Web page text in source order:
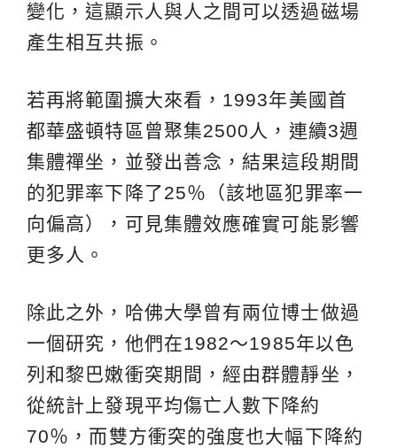
變化，這顯示人與人之間可以透過磁場
產生相互共振。
若再將範圍擴大來看，1993年美國首
都華盛頓特區曾聚集2500人，連續3週
集體禪坐，並發出善念，結果這段期間
的犯罪率下降了25％（該地區犯罪率一
向偏高），可見集體效應確實可能影響
更多人。
除此之外，哈佛大學曾有兩位博士做過
一個研究，他們在1982～1985年以色
列和黎巴嫩衝突期間，經由群體靜坐，
從統計上發現平均傷亡人數下降約
70％，而雙方衝突的強度也大幅下降約